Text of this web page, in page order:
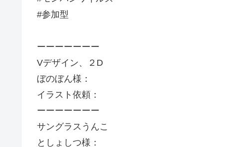
#参加型
ーーーーーーー
Vデザイン、２D
ぼのぼん様：
イラスト依頼：
ーーーーーーー
サングラスうんこ
としょしつ様：